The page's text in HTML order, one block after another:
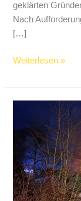
geklärten
Nach
[…]
Tragisch:
Mann
von
überfahren
und
schwer
verletzt
Weiterlesen »